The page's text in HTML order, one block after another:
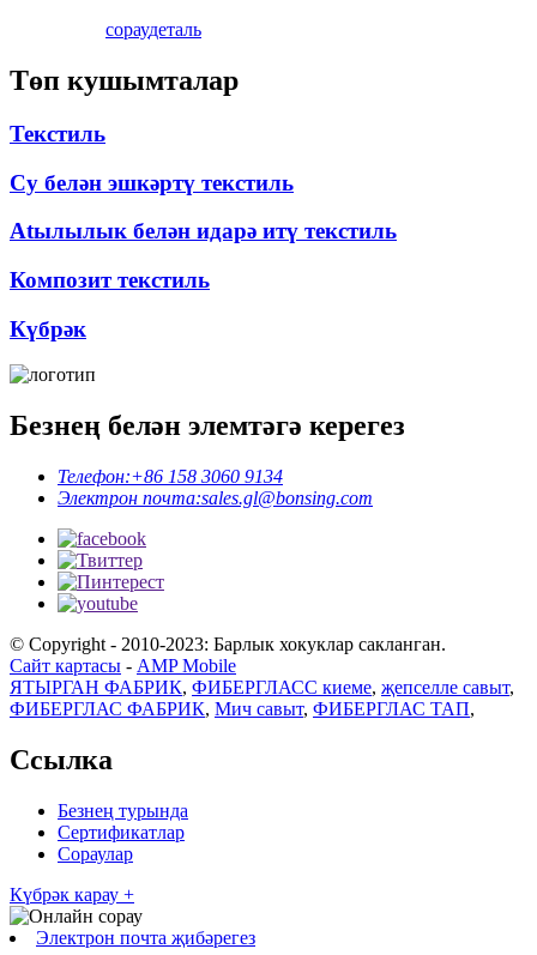
сораудеталь
Төп кушымталар
Текстиль
Су белән эшкәртү текстиль
Atылылык белән идарә итү текстиль
Композит текстиль
Күбрәк
Безнең белән элемтәгә керегез
Телефон:+86 158 3060 9134
Электрон почта:sales.gl@bonsing.com
© Copyright - 2010-2023: Барлык хокуклар сакланган.
Сайт картасы - AMP Mobile
ЯТЫРГАН ФАБРИК, ФИБЕРГЛАСС киеме, җепселле савыт,
ФИБЕРГЛАС ФАБРИК, Мич савыт, ФИБЕРГЛАС ТАП,
Ссылка
Безнең турында
Сертификатлар
Сораулар
Күбрәк карау +
Электрон почта җибәрегез